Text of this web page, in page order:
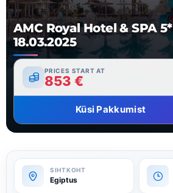
AMC Royal Hotel & SPA 5*
18.03.2025
PRICES START AT
853 €
Küsi Pakkumist
Egiptus